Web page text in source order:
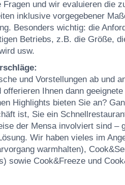
und wir evaluieren die
inklusive vorgegebener
Besonders wichtig: die
Betriebs, z.B. die Größe,
usw.
und Vorstellungen ab und
Ihnen dann
Highlights bieten Sie an?
ist, Sie ein
der Mensa involviert sind –
Wir haben vieles im
warmhalten),
sowie Cook&Freeze und